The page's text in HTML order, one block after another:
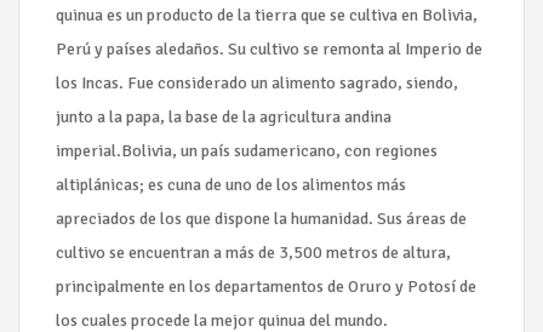
quinua es un producto de la tierra que se cultiva en Bolivia,
Perú y países aledaños. Su cultivo se remonta al Imperio de
los Incas. Fue considerado un alimento sagrado, siendo,
junto a la papa, la base de la agricultura andina
imperial.Bolivia, un país sudamericano, con regiones
altiplánicas; es cuna de uno de los alimentos más
apreciados de los que dispone la humanidad. Sus áreas de
cultivo se encuentran a más de 3,500 metros de altura,
principalmente en los departamentos de Oruro y Potosí de
los cuales procede la mejor quinua del mundo.